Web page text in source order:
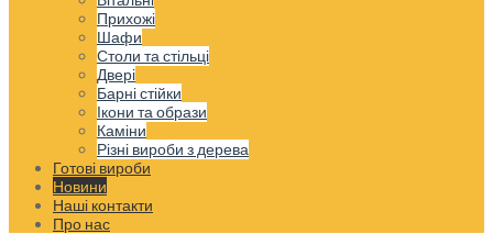
Прихожі
Шафи
Столи та стільці
Двері
Барні стійки
Ікони та образи
Каміни
Різні вироби з дерева
Готові вироби
Новини
Наші контакти
Про нас